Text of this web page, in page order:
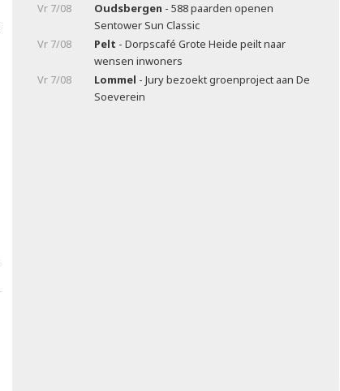
Vr 7/08
Oudsbergen - 588 paarden openen
Sentower Sun Classic
Vr 7/08
Pelt - Dorpscafé Grote Heide peilt naar
wensen inwoners
Vr 7/08
Lommel - Jury bezoekt groenproject aan De
Soeverein